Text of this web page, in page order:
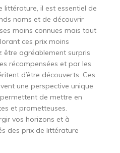
littérature, il est essentiel de
noms et de découvrir
moins connues mais tout
ces prix moins
être agréablement surpris
récompensées et par les
d’être découverts. Ces
une perspective unique
de mettre en
et prometteuses.
vos horizons et à
des prix de littérature